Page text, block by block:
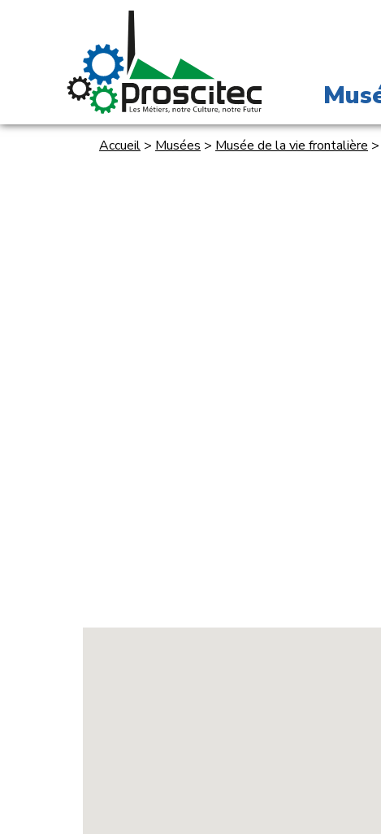
Accueil > Musées > Musée de la vie frontalière >